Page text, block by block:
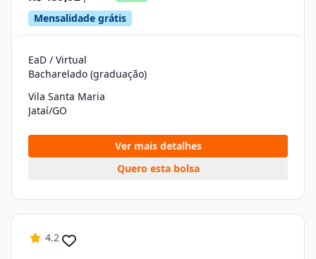
Mensalidade grátis
EaD / Virtual
Bacharelado (graduação)
Vila Santa Maria
Jataí/GO
Ver mais detalhes
Quero esta bolsa
4.2